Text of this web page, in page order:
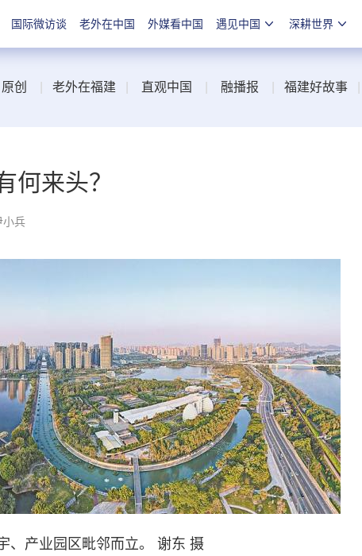
国际微访谈 老外在中国 外媒看中国 遇见中国 深耕世界
原创 老外在福建 直观中国 融播报 福建好故事
何来头？
小兵
、产业园区毗邻而立。 谢东 摄